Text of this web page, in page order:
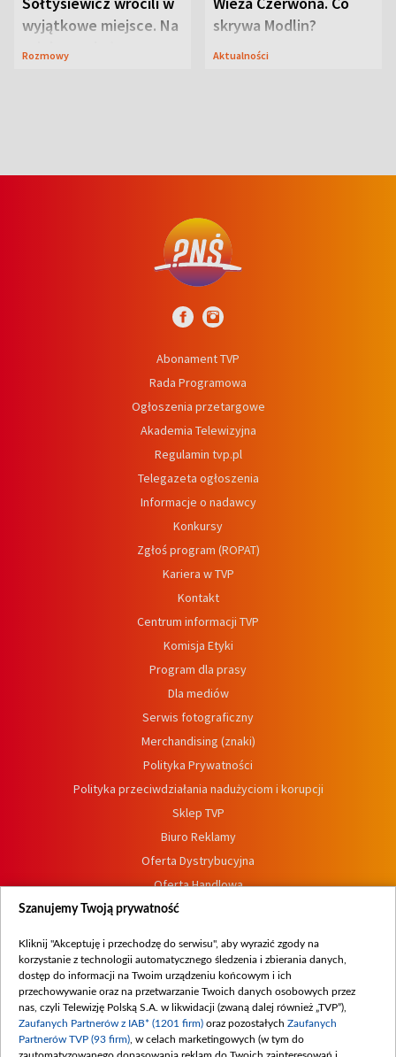
wyjątkowe miejsce. Na
szlaku czekał
Rozmowy
skrywa Modlin?
Aktualności
Abonament TVP
Rada Programowa
Ogłoszenia przetargowe
Akademia Telewizyjna
Regulamin tvp.pl
Telegazeta ogłoszenia
Informacje o nadawcy
Konkursy
Zgłoś program (ROPAT)
Kariera w TVP
Kontakt
Centrum informacji TVP
Komisja Etyki
Program dla prasy
Dla mediów
Serwis fotograficzny
Merchandising (znaki)
Polityka Prywatności
Polityka przeciwdziałania nadużyciom i korupcji
Sklep TVP
Biuro Reklamy
Oferta Dystrybucyjna
Oferta Handlowa
Dostępność
Procedura zgłoszeń wewnętrznych
Szanujemy Twoją prywatność
Kliknij "Akceptuję i przechodzę do serwisu", aby wyrazić zgody na
korzystanie z technologii automatycznego śledzenia i zbierania danych,
dostęp do informacji na Twoim urządzeniu końcowym i ich
przechowywanie oraz na przetwarzanie Twoich danych osobowych przez
nas, czyli Telewizję Polską S.A. w likwidacji (zwaną dalej również „TVP”),
Zaufanych Partnerów z IAB* (1201 firm) oraz pozostałych Zaufanych
Partnerów TVP (93 firm) , w celach marketingowych (w tym do